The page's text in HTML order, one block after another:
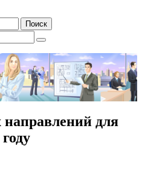
для